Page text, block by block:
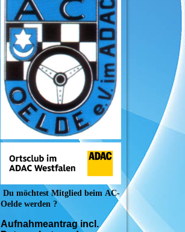
Du möchtest Mitglied beim AC-
Oelde werden ?
Aufnahmeantrag incl.